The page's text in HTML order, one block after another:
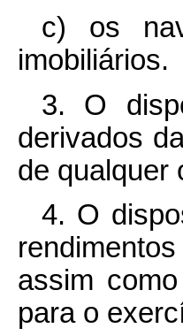
c) os
imobiliários.
3. O
derivados
de qualquer
4. O
assim
para o